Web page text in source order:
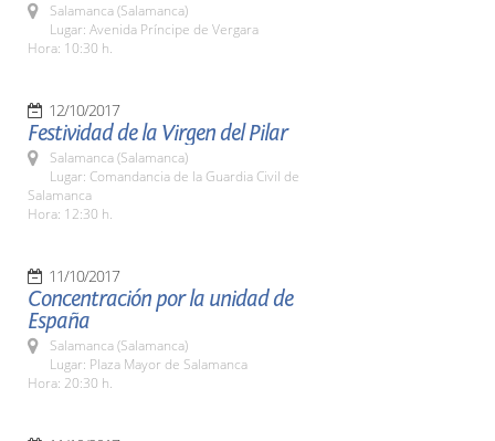
Salamanca (Salamanca)
Lugar: Avenida Príncipe de Vergara
Hora: 10:30 h.
12/10/2017
Festividad de la Virgen del Pilar
Salamanca (Salamanca)
Lugar: Comandancia de la Guardia Civil de
Salamanca
Hora: 12:30 h.
11/10/2017
Concentración por la unidad de
España
Salamanca (Salamanca)
Lugar: Plaza Mayor de Salamanca
Hora: 20:30 h.